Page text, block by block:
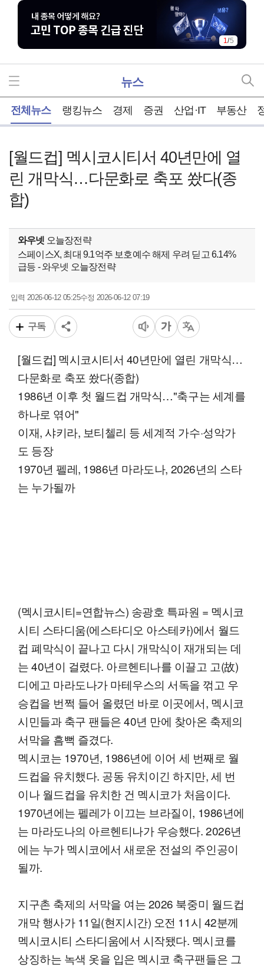
2/5
뉴스
전체뉴스 랭킹뉴스 경제 증권 산업·IT 부동산
[월드컵] 멕시코시티서 40년만에 열
린 개막식…다문화로 축포 쐈다(종
합)
와우넷 오늘장전략
스페이스X, 최대 9.1억주 보호예수 해제 우려 딛고 6.14%
급등 - 와우넷 오늘장전략
입력2026-06-12 05:25수정 2026-06-12 07:19
구독
[월드컵] 멕시코시티서 40년만에 열린 개막식…
다문화로 축포 쐈다(종합)
1986년 이후 첫 월드컵 개막식…"축구는 세계를
하나로 엮어"
이재, 샤키라, 보티첼리 등 세계적 가수·성악가
도 등장
1970년 펠레, 1986년 마라도나, 2026년의 스타
는 누가될까
(멕시코시티=연합뉴스) 송광호 특파원 = 멕시코
시티 스타디움(에스타디오 아스테카)에서 월드
컵 폐막식이 끝나고 다시 개막식이 재개되는 데
는 40년이 걸렸다. 아르헨티나를 이끌고 고(故)
디에고 마라도나가 마테우스의 서독을 꺾고 우
승컵을 번쩍 들어 올렸던 바로 이곳에서, 멕시코
시민들과 축구 팬들은 40년 만에 찾아온 축제의
서막을 흠뻑 즐겼다.
멕시코는 1970년, 1986년에 이어 세 번째로 월
드컵을 유치했다. 공동 유치이긴 하지만, 세 번
이나 월드컵을 유치한 건 멕시코가 처음이다.
1970년에는 펠레가 이끄는 브라질이, 1986년에
는 마라도나의 아르헨티나가 우승했다. 2026년
에는 누가 멕시코에서 새로운 전설의 주인공이
될까.
지구촌 축제의 서막을 여는 2026 북중미 월드컵
개막 행사가 11일(현지시간) 오전 11시 42분께
멕시코시티 스타디움에서 시작됐다. 멕시코를
상징하는 녹색 옷을 입은 멕시코 축구팬들은 그